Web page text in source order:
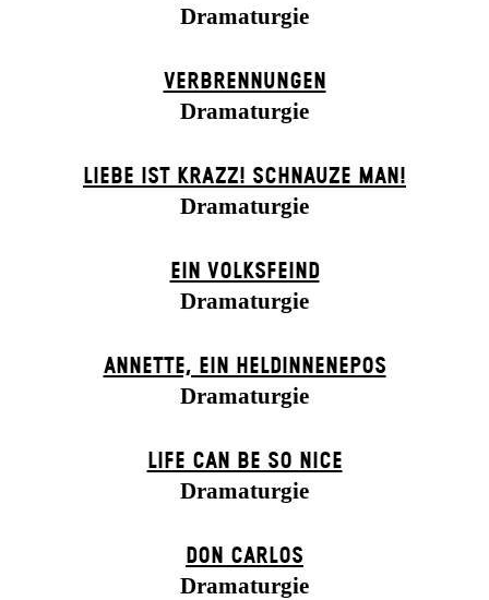
Dramaturgie
VERBRENNUNGEN
Dramaturgie
LIEBE IST KRAZZ! SCHNAUZE MAN!
Dramaturgie
EIN VOLKS­FEIND
Dramaturgie
ANNETTE, EIN HELDINNENEPOS
Dramaturgie
LIFE CAN BE SO NICE
Dramaturgie
DON CARLOS
Dramaturgie